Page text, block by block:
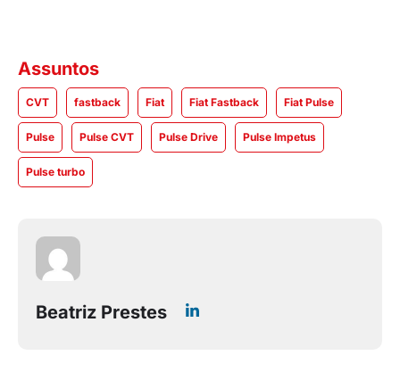
Assuntos
CVT fastback Fiat Fiat Fastback Fiat Pulse
Pulse Pulse CVT Pulse Drive Pulse Impetus
Pulse turbo
Beatriz Prestes